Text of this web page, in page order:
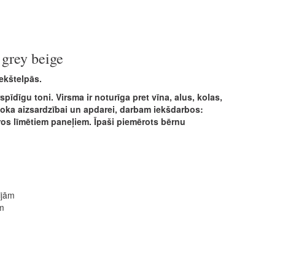
beige
toni. Virsma ir noturīga pret vīna, alus, kolas,
aizsardzībai un apdarei, darbam iekšdarbos:
līmētiem paneļiem. Īpaši piemērots bērnu